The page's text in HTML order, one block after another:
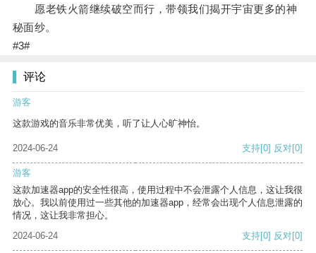
愿老铁火箭继续破空而行，带领我们揭开宇宙更多的神
秘面纱。
#3#
评论
游客
这款游戏的音乐非常优美，听了让人心旷神怡。
2024-06-24 支持[0] 反对[0]
游客
这款加速器app的安全性很高，使用过程中不会泄露个人信息，这让我很
放心。我以前使用过一些其他的加速器app，经常会出现个人信息泄露的
情况，这让我非常担心。
2024-06-24
支持[0] 反对[0]